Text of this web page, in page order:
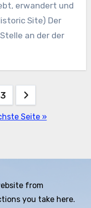
erwandert und
Site) Der
an der der
3
Seite »
from
you take here.